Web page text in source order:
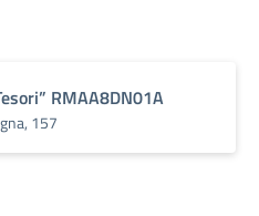
RMAA8DN01A
157